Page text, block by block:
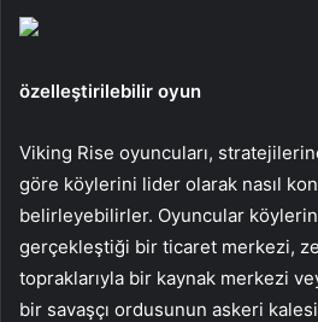
özelleştirilebilir oyun
Viking Rise oyuncuları,
göre köylerini lider olarak nasıl
belirleyebilirler. Oyuncular köylerini
gerçekleştiği bir ticaret merkezi,
topraklarıyla bir kaynak merkezi
bir savaşçı ordusunun askeri